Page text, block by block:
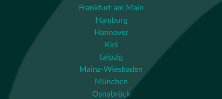
Frankfurt am Main
Hamburg
Hannover
Kiel
Leipzig
Mainz-Wiesbaden
München
Osnabrück